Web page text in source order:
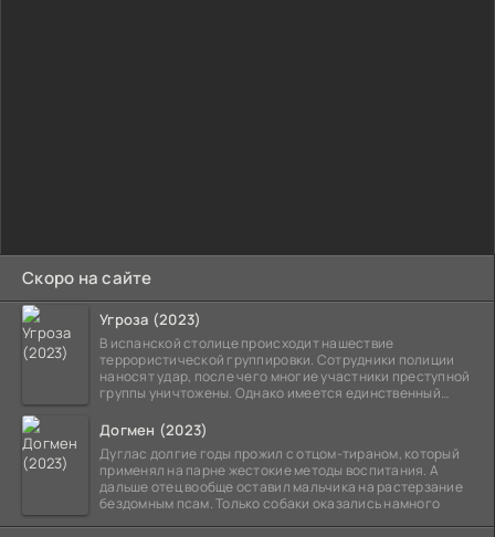
Скоро на сайте
Угроза (2023)
В испанской столице происходит нашествие
террористической группировки. Сотрудники полиции
наносят удар, после чего многие участники преступной
группы уничтожены. Однако имеется единственный
Догмен (2023)
Дуглас долгие годы прожил с отцом-тираном, который
применял на парне жестокие методы воспитания. А
дальше отец вообще оставил мальчика на растерзание
бездомным псам. Только собаки оказались намного